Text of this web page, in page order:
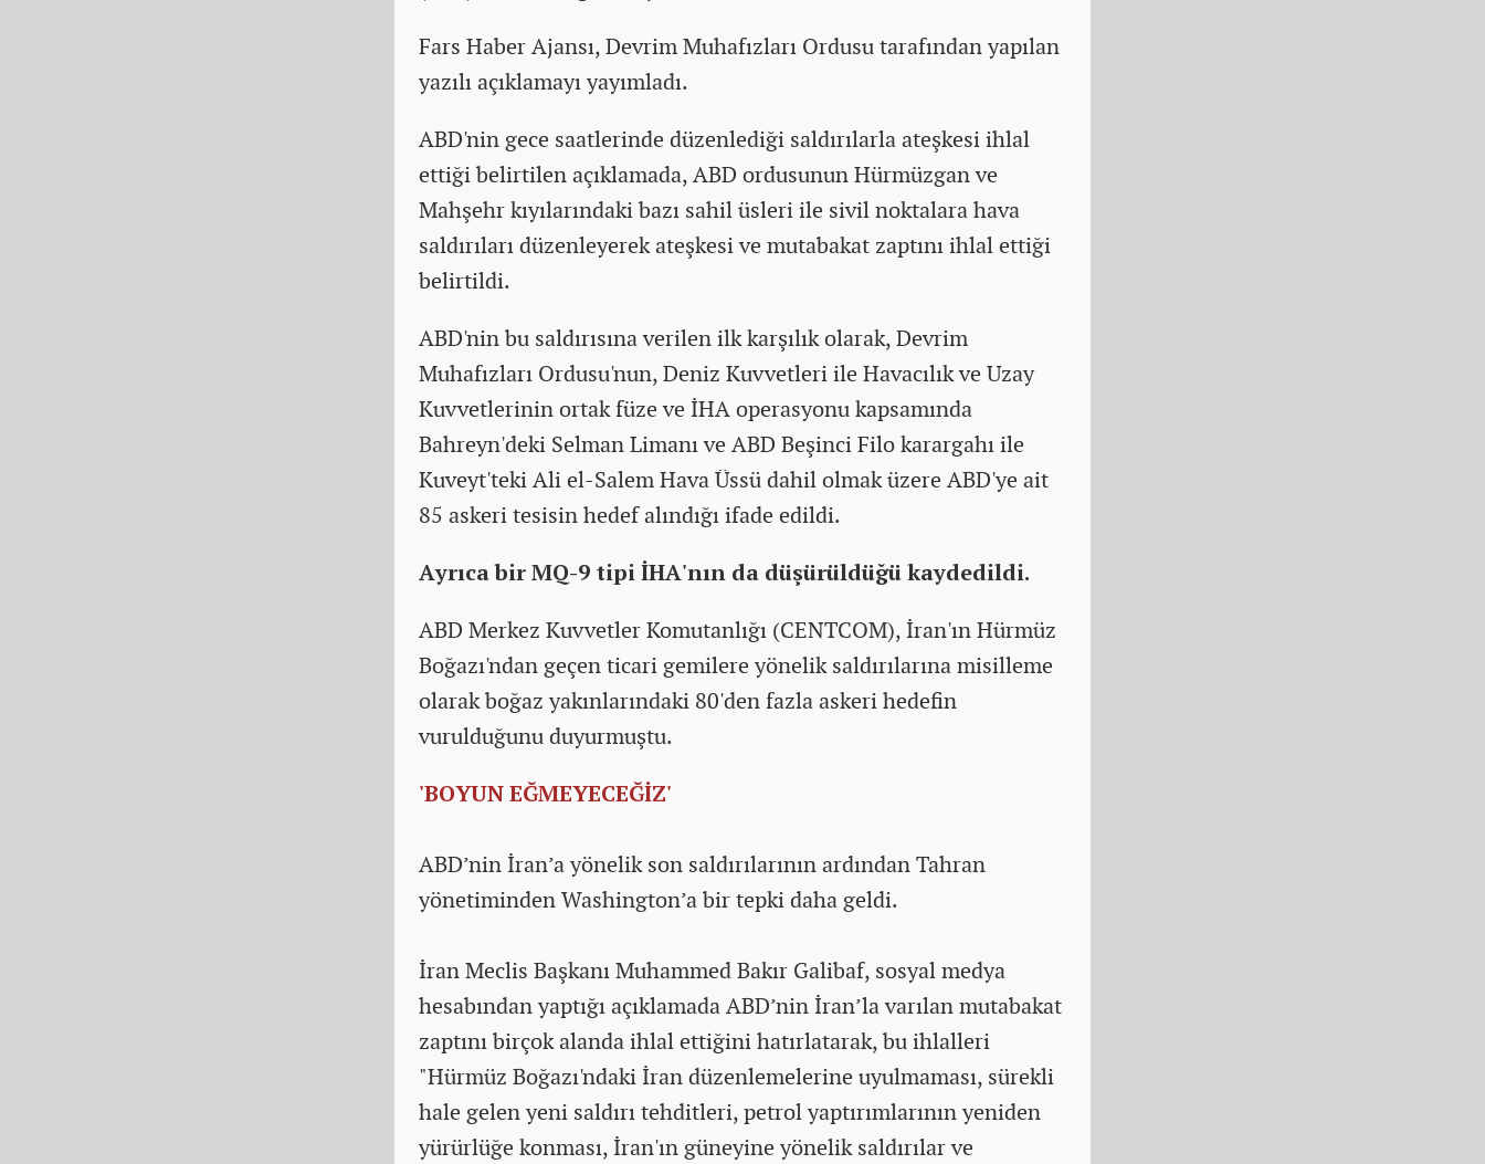
Fars Haber Ajansı, Devrim Muhafızları Ordusu tarafından yapılan
yazılı açıklamayı yayımladı.
ABD'nin gece saatlerinde düzenlediği saldırılarla ateşkesi ihlal
ettiği belirtilen açıklamada, ABD ordusunun Hürmüzgan ve
Mahşehr kıyılarındaki bazı sahil üsleri ile sivil noktalara hava
saldırıları düzenleyerek ateşkesi ve mutabakat zaptını ihlal ettiği
belirtildi.
ABD'nin bu saldırısına verilen ilk karşılık olarak, Devrim
Muhafızları Ordusu'nun, Deniz Kuvvetleri ile Havacılık ve Uzay
Kuvvetlerinin ortak füze ve İHA operasyonu kapsamında
Bahreyn'deki Selman Limanı ve ABD Beşinci Filo karargahı ile
Kuveyt'teki Ali el-Salem Hava Üssü dahil olmak üzere ABD'ye ait
85 askeri tesisin hedef alındığı ifade edildi.
Ayrıca bir MQ-9 tipi İHA'nın da düşürüldüğü kaydedildi.
ABD Merkez Kuvvetler Komutanlığı (CENTCOM), İran'ın Hürmüz
Boğazı'ndan geçen ticari gemilere yönelik saldırılarına misilleme
olarak boğaz yakınlarındaki 80'den fazla askeri hedefin
vurulduğunu duyurmuştu.
'BOYUN EĞMEYECEĞİZ'
ABD’nin İran’a yönelik son saldırılarının ardından Tahran
yönetiminden Washington’a bir tepki daha geldi.
İran Meclis Başkanı Muhammed Bakır Galibaf, sosyal medya
hesabından yaptığı açıklamada ABD’nin İran’la varılan mutabakat
zaptını birçok alanda ihlal ettiğini hatırlatarak, bu ihlalleri
"Hürmüz Boğazı'ndaki İran düzenlemelerine uyulmaması, sürekli
hale gelen yeni saldırı tehditleri, petrol yaptırımlarının yeniden
yürürlüğe konması, İran'ın güneyine yönelik saldırılar ve